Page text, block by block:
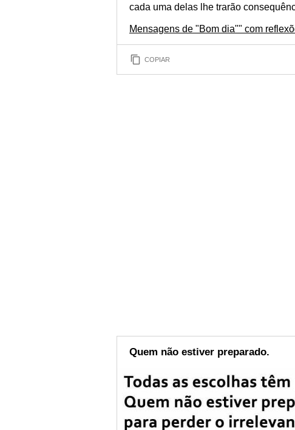
cada uma delas lhe trarão
Mensagens de "Bom dia"" com
COPIAR
Quem não estiver preparado.